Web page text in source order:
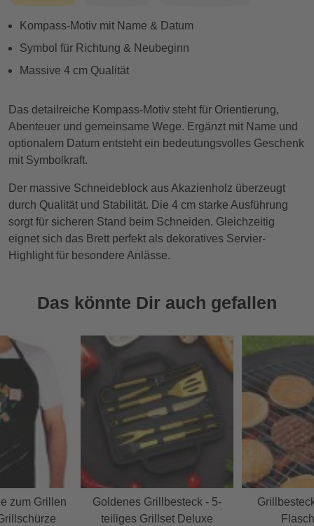
Kompass-Motiv mit Name & Datum
Symbol für Richtung & Neubeginn
Massive 4 cm Qualität
Das detailreiche Kompass-Motiv steht für Orientierung,
Abenteuer und gemeinsame Wege. Ergänzt mit Name und
optionalem Datum entsteht ein bedeutungsvolles Geschenk
mit Symbolkraft.
Der massive Schneideblock aus Akazienholz überzeugt
durch Qualität und Stabilität. Die 4 cm starke Ausführung
sorgt für sicheren Stand beim Schneiden. Gleichzeitig
eignet sich das Brett perfekt als dekoratives Servier-
Highlight für besondere Anlässe.
Das könnte Dir auch gefallen
zum Grillen
Goldenes Grillbesteck - 5-
teiliges Grillset Deluxe